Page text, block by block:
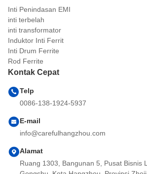
Inti Penindasan EMI
inti terbelah
inti transformator
Induktor Inti Ferrit
Inti Drum Ferrite
Rod Ferrite
Kontak Cepat
Telp
0086-138-1924-5937
E-mail
info@carefulhangzhou.com
Alamat
Ruang 1303, Bangunan 5, Pusat Bisnis